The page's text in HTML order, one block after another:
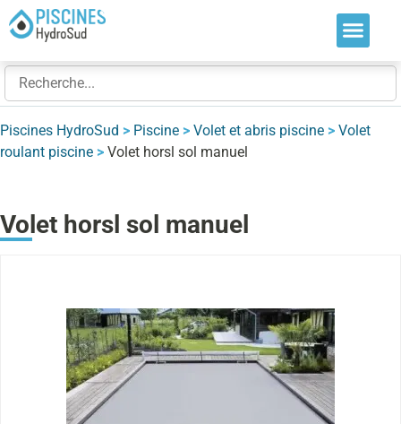
Piscines HydroSud > Piscine > Volet et abris piscine > Volet
roulant piscine > Volet horsl sol manuel
Volet horsl sol manuel